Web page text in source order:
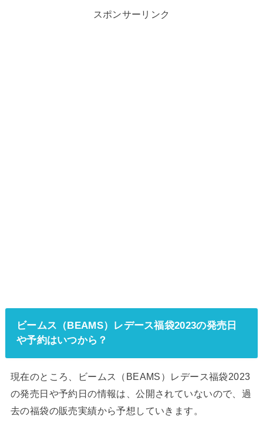
スポンサーリンク
ビームス（BEAMS）レデース福袋2023の発売日
や予約はいつから？
現在のところ、ビームス（BEAMS）レデース福袋2023
の発売日や予約日の情報は、公開されていないので、過
去の福袋の販売実績から予想していきます。